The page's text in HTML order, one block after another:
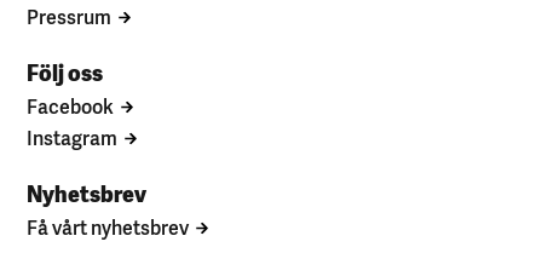
Pressrum
Följ oss
Facebook
Instagram
Nyhetsbrev
Få vårt nyhetsbrev